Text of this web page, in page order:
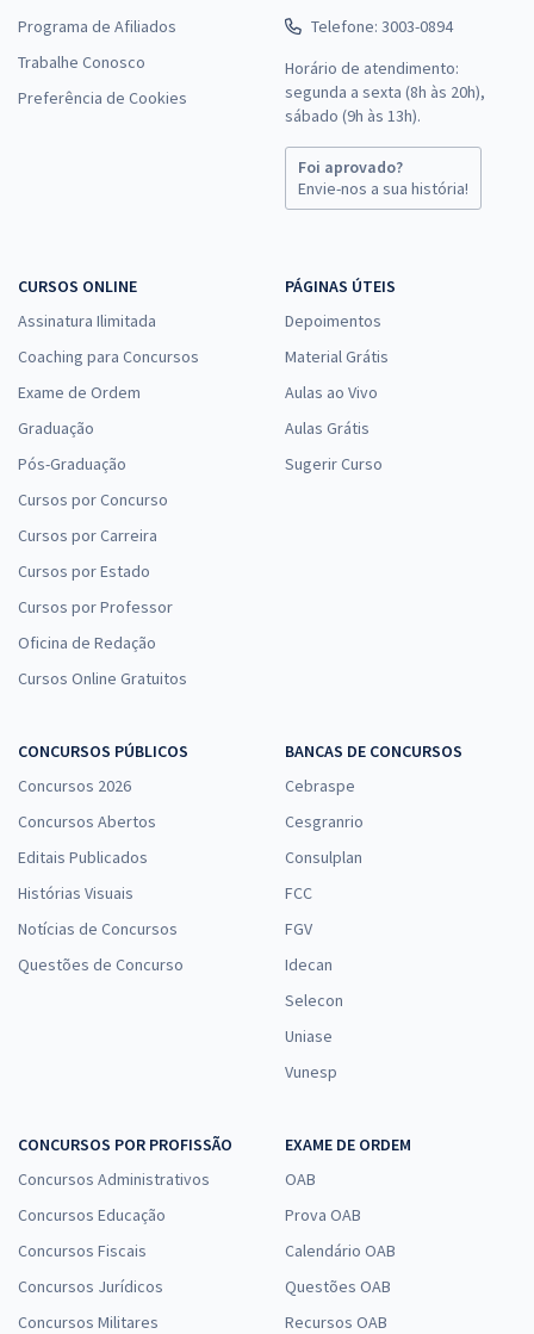
Programa de Afiliados
Trabalhe Conosco
Preferência de Cookies
Telefone: 3003-0894
Horário de atendimento:
segunda a sexta (8h às 20h),
sábado (9h às 13h).
Foi aprovado?
Envie-nos a sua história!
CURSOS ONLINE
Assinatura Ilimitada
Coaching para Concursos
Exame de Ordem
Graduação
Pós-Graduação
Cursos por Concurso
Cursos por Carreira
Cursos por Estado
Cursos por Professor
Oficina de Redação
Cursos Online Gratuitos
PÁGINAS ÚTEIS
Depoimentos
Material Grátis
Aulas ao Vivo
Aulas Grátis
Sugerir Curso
CONCURSOS PÚBLICOS
Concursos 2026
Concursos Abertos
Editais Publicados
Histórias Visuais
Notícias de Concursos
Questões de Concurso
BANCAS DE CONCURSOS
Cebraspe
Cesgranrio
Consulplan
FCC
FGV
Idecan
Selecon
Uniase
Vunesp
CONCURSOS POR PROFISSÃO
Concursos Administrativos
Concursos Educação
Concursos Fiscais
Concursos Jurídicos
Concursos Militares
EXAME DE ORDEM
OAB
Prova OAB
Calendário OAB
Questões OAB
Recursos OAB